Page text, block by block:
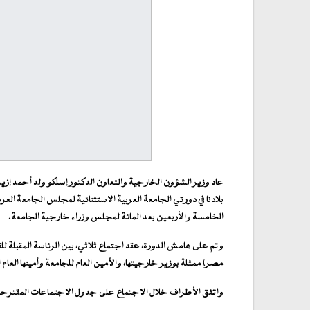
عاد وزير الشؤون الخارجية والتعاون الدكتور إسلكو ولد أحمد
بلادنا في دورتي الجامعة العربية الاستثنائية لمجلس
الخامسة والأربعين بعد المائة لمجلس وزراء خارجية الجامعة.
وتم على هامش الدورة، عقد اجتماع ثلاثي، بين الرئاسة المقبلة
مصر) ممثلة بوزير خارجيتها، والأمين العام للجامعة وأمينها
واتفق الأطراف خلال الاجتماع على جدول الاجتماعات المقترحة لتنظيم القمة ال27